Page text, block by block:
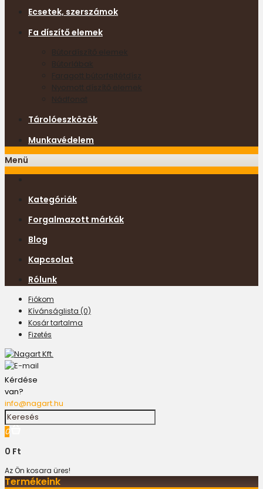
Ecsetek, szerszámok
Fa díszítő elemek
Bútordíszítő elemek
Bútorlábak
Faragott bútorfeltétdísz
Nyomott díszítő elemek
Tárolóeszközök
Munkavédelem
Menü
Kategóriák
Forgalmazott márkák
Blog
Kapcsolat
Rólunk
Fiókom
Kívánságlista (0)
Kosár tartalma
Fizetés
Kérdése
van?
info@nagart.hu
0
0 Ft
Az Ön kosara üres!
Termékeink